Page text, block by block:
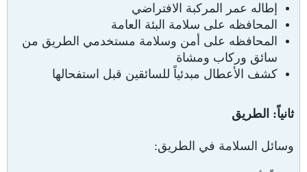
إطاله عمر المركبة الافتراضي
المحافظه على سلامة البئة العامة
المحافظه على أمن وسلامة مستخدمي الطريق من
سائق وركاب ومشاة
كشف الأعطال مبدئياً للسائقين قبل استفحالها
ثانياً: الطريق
وسائل السلامة في الطريق: